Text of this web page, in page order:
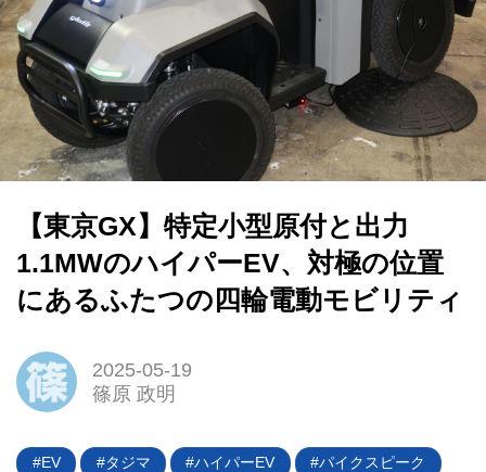
EV
電動バイク
【東京GX】特定小型原付と出力
1.1MWのハイパーEV、対極の位置
にあるふたつの四輪電動モビリティ
2025-05-19
篠原 政明
EV タジマ ハイパーEV パイクスピーク